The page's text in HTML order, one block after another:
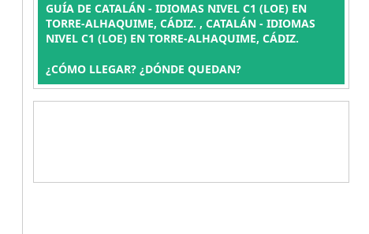
GUÍA DE CATALÁN - IDIOMAS NIVEL C1 (LOE) EN
TORRE-ALHAQUIME, CÁDIZ. , CATALÁN - IDIOMAS
NIVEL C1 (LOE) EN TORRE-ALHAQUIME, CÁDIZ.
¿CÓMO LLEGAR? ¿DÓNDE QUEDAN?